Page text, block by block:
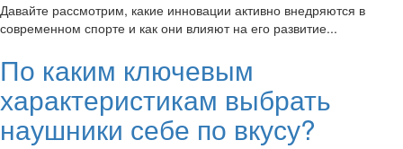
Давайте рассмотрим, какие инновации активно внедряются в
современном спорте и как они влияют на его развитие...
По каким ключевым
характеристикам выбрать
наушники себе по вкусу?